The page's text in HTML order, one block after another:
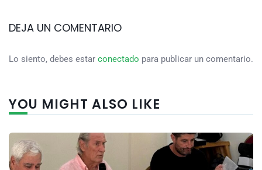
DEJA UN COMENTARIO
Lo siento, debes estar conectado para publicar un comentario.
YOU MIGHT ALSO LIKE